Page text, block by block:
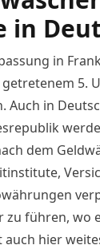
in
in
getretenem 5.
Auch in
dem
zu führen, wo
auch hier